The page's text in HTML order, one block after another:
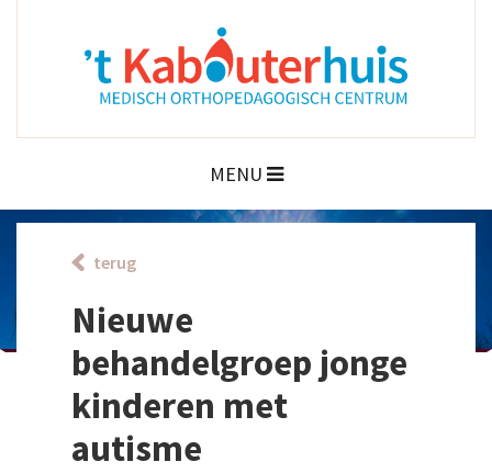
MENU
terug
Nieuwe
behandelgroep jonge
kinderen met
autisme